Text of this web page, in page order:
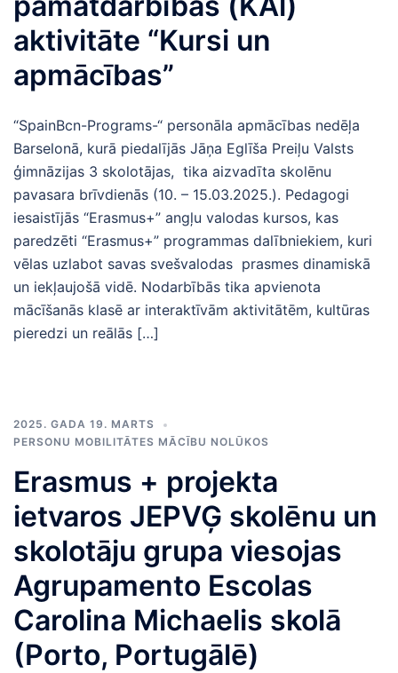
aktivitāte “Kursi un
apmācības”
“SpainBcn-Programs-“ personāla apmācības nedēļa
Barselonā, kurā piedalījās Jāņa Eglīša Preiļu Valsts
ģimnāzijas 3 skolotājas, tika aizvadīta skolēnu
pavasara brīvdienās (10. – 15.03.2025.). Pedagogi
iesaistījās “Erasmus+” angļu valodas kursos, kas
paredzēti “Erasmus+” programmas dalībniekiem, kuri
vēlas uzlabot savas svešvalodas prasmes dinamiskā
un iekļaujošā vidē. Nodarbībās tika apvienota
mācīšanās klasē ar interaktīvām aktivitātēm, kultūras
pieredzi un reālās […]
2025. GADA 19. MARTS
PERSONU MOBILITĀTES MĀCĪBU NOLŪKOS
Erasmus + projekta
ietvaros JEPVĢ skolēnu un
skolotāju grupa viesojas
Agrupamento Escolas
Carolina Michaelis skolā
(Porto, Portugālē)